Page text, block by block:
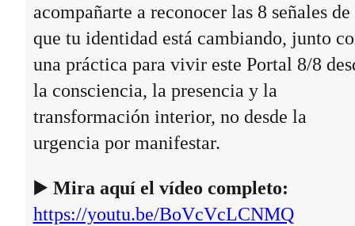
acompañarte a reconocer las 8 señales de
que tu identidad está cambiando, junto
una práctica para vivir este Portal 8/8
la consciencia, la presencia y la
transformación interior, no desde la
urgencia por manifestar.
▶️ Mira aquí el vídeo completo:
https://youtu.be/BoVcVcLCNMQ